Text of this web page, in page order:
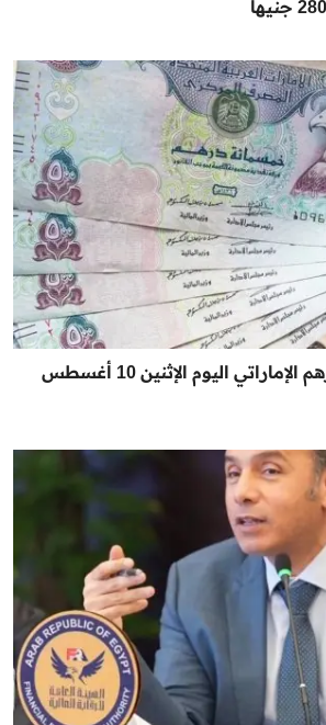
تعرف على سعر الدرهم الإماراتي اليوم الإثنين 10 أغسطس